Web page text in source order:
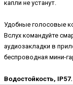
капли не устанут.
Удобные голосовые
Вслух командуйте
аудиозакладки в
беспроводная мини-
Водостойкость, IP57.